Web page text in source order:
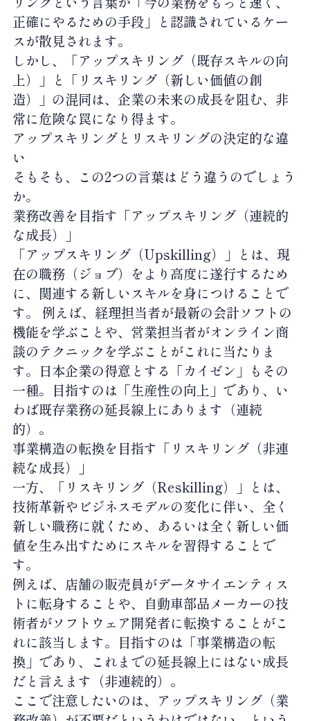
正確にやるための手段」と認識されているケー
スが散見されます。
しかし、「アップスキリング（既存スキルの向
上）」と「リスキリング（新しい価値の創
造）」の混同は、企業の未来の成長を阻む、非
常に危険な罠になり得ます。
アップスキリングとリスキリングの決定的な違
い
そもそも、この2つの言葉はどう違うのでしょう
か。
業務改善を目指す「アップスキリング（連続的
な成長）」
「アップスキリング（Upskilling）」とは、現
在の職務（ジョブ）をより高度に遂行するため
に、関連する新しいスキルを身につけることで
す。 例えば、経理担当者が最新の会計ソフトの
機能を学ぶことや、営業担当者がオンライン商
談のテクニックを学ぶことがこれに当たりま
す。日本企業の得意とする「カイゼン」もその
一種。目指すのは「生産性の向上」であり、い
わば既存業務の延長線上にあります（連続
的）。
事業構造の転換を目指す「リスキリング（非連
続な成長）」
一方、「リスキリング（Reskilling）」とは、
技術革新やビジネスモデルの変化に伴い、全く
新しい職務に就くため、あるいは全く新しい価
値を生み出すためにスキルを習得することで
す。
例えば、店舗の販売員がデータサイエンティス
トに転身することや、自動車部品メーカーの技
術者がソフトウェア開発者に転換することがこ
れに該当します。目指すのは「事業構造の転
換」であり、これまでの延長線上にはない成長
だと言えます（非連続的）。
ここで注意したいのは、アップスキリング（業